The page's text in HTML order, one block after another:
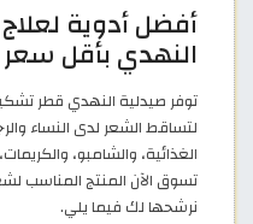
أفضل أدوية
النهدي بأقل سعر
توفر صيدلية النهدي قطر
لتساقط الشعر لدى النساء
الغذائية، والشامبو،
تسوق الآن المنتج المناسب
نرشحها لك فيما يلي.